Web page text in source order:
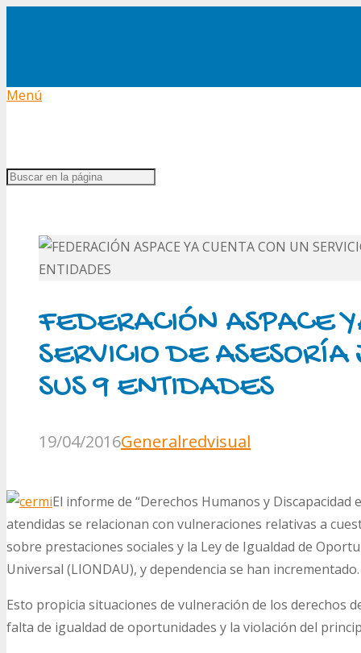
Menú
FEDERACIÓN ASPACE
SERVICIO DE
SUS 9 ENTIDADES
19/04/2016Generalredvisual
El informe de “Derechos Humanos y Discapacidad
atendidas se relacionan con vulneraciones relativas a
sobre prestaciones sociales y la Ley de Igualdad de
Universal (LIONDAU), y dependencia se han incrementado.
Esto propicia situaciones de vulneración de los derechos
falta de igualdad de oportunidades y la violación del